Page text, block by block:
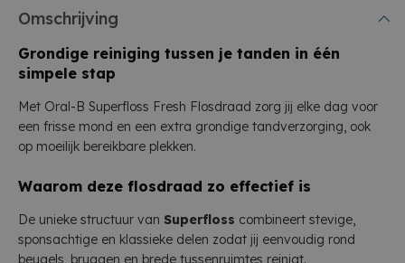
Omschrijving
Grondige reiniging tussen je tanden in één
simpele stap
Met Oral-B Superfloss Fresh Flosdraad zorg jij elke dag voor
een frisse mond en een extra grondige tandverzorging, ook
op moeilijk bereikbare plekken.
Waarom deze flosdraad zo effectief is
De unieke structuur van Superfloss combineert stevige,
sponsachtige en klassieke delen zodat jij eenvoudig rond
beugels, bruggen en brede tussenruimtes reinigt.